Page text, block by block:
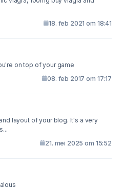
18. feb 2021 om 18:41
on top of your game
08. feb 2017 om 17:17
layout of your blog. It's a very
21. mei 2025 om 15:52